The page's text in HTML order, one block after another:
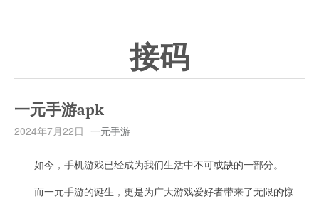
接码
一元手游apk
2024年7月22日 一元手游
如今，手机游戏已经成为我们生活中不可或缺的一部分。
而一元手游的诞生，更是为广大游戏爱好者带来了无限的惊